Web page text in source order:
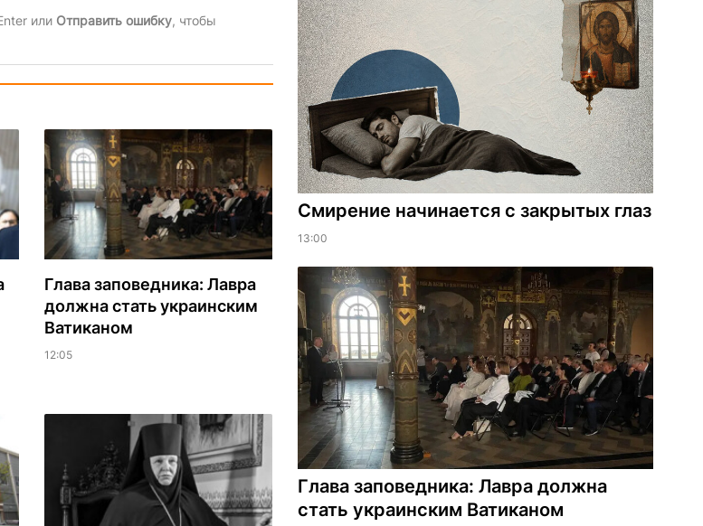
или Отправить ошибку, чтобы
Глава заповедника: Лавра
должна стать украинским
Ватиканом
12:05
Смирение начинается с закрытых глаз
13:00
Глава заповедника: Лавра должна
стать украинским Ватиканом